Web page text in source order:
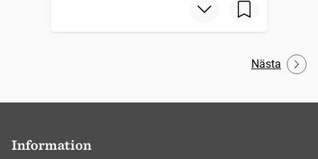
Nästa
Information